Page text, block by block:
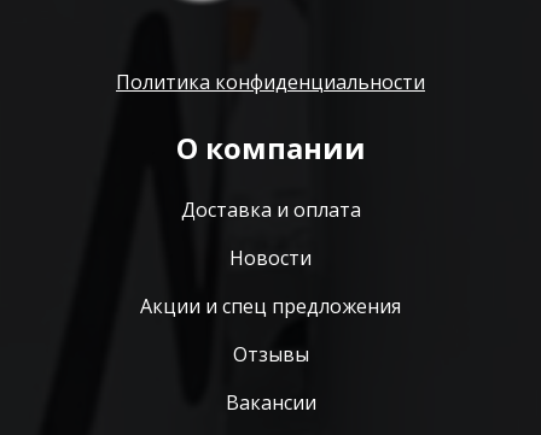
Политика конфиденциальности
О компании
Доставка и оплата
Новости
Акции и спец предложения
Отзывы
Вакансии